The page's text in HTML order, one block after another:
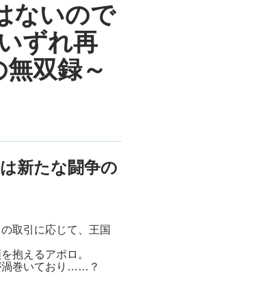
ないので
ずれ再
双録～
新たな闘争の
取引に応じて、王国
抱えるアポロ。
渦巻いており……？